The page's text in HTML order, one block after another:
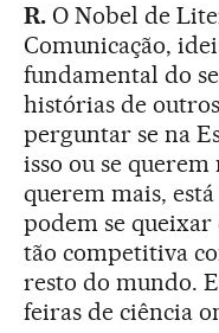
R. O Nobel de
Comunicação,
fundamental do
histórias de
perguntar se na
isso ou se querem
querem mais,
podem se queixar
tão competitiva
resto do mundo.
feiras de ciência